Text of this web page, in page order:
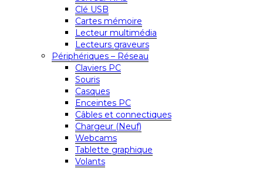
Clé USB
Cartes mémoire
Lecteur multimédia
Lecteurs graveurs
Périphériques – Réseau
Claviers PC
Souris
Casques
Enceintes PC
Câbles et connectiques
Chargeur (Neuf)
Webcams
Tablette graphique
Volants